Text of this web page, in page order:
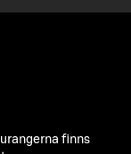
finns